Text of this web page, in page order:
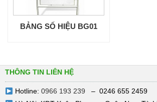
BẢNG SỐ HIỆU BG01
THÔNG TIN LIÊN HỆ
Hotline: 0966 193 239 – 0246 655 2459